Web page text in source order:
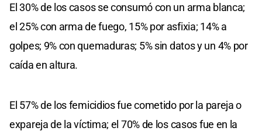
El 30% de los casos se consumó con un arma blanca;
el 25% con arma de fuego, 15% por asfixia; 14% a
golpes; 9% con quemaduras; 5% sin datos y un 4% por
caída en altura.
El 57% de los femicidios fue cometido por la pareja o
expareja de la víctima; el 70% de los casos fue en la